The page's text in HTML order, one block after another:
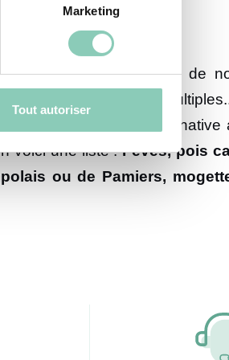
Marketing
Tout autoriser
de nos papilles et de
Les possibilités sont
une excellente alternative
voici une liste :Fèves, pois
ou de Pamiers,